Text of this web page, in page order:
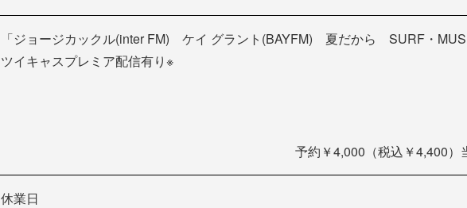
「ジョージカックル(inter FM) ケイ グラント(BAYFM) 夏だから SURF・
ツイキャスプレミア配信有り※
予約￥4,000（税込￥4,400）
休業日